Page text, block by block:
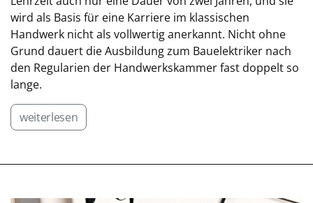
wird als Basis für eine Karriere im klassischen
Handwerk nicht als vollwertig anerkannt. Nicht ohne
Grund dauert die Ausbildung zum Bauelektriker nach
den Regularien der Handwerkskammer fast doppelt so
lange.
weiterlesen